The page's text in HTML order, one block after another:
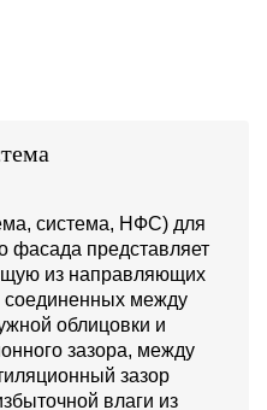
система, НФС) для
фасада представляет
из направляющих
между
облицовки и
зазора, между
зазор
влаги из